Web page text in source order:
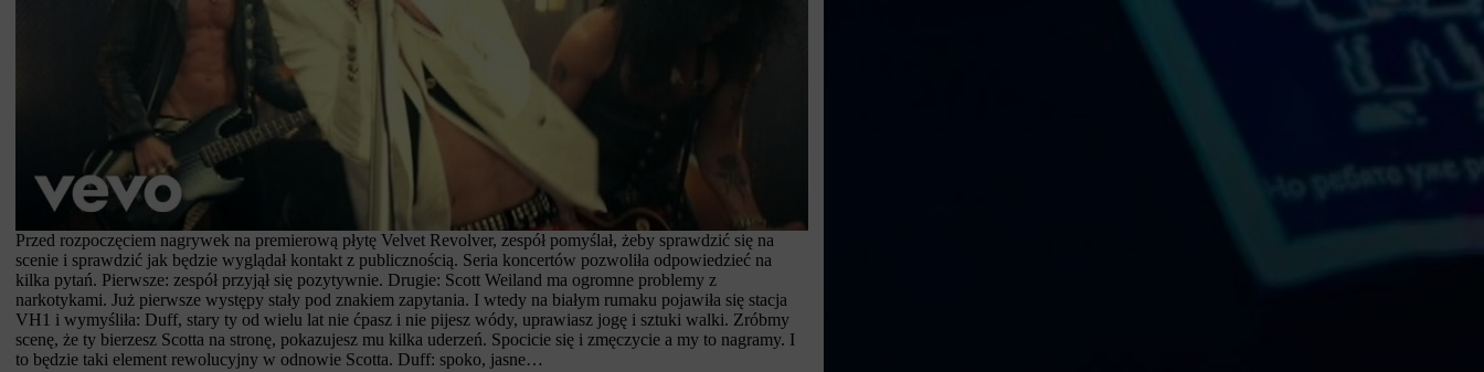
Przed rozpoczęciem nagrywek na premierową płytę Velvet Revolver, zespół pomyślał, żeby sprawdzić się na
scenie i sprawdzić jak będzie wyglądał kontakt z publicznością. Seria koncertów pozwoliła odpowiedzieć na
kilka pytań. Pierwsze: zespół przyjął się pozytywnie. Drugie: Scott Weiland ma ogromne problemy z
narkotykami. Już pierwsze występy stały pod znakiem zapytania. I wtedy na białym rumaku pojawiła się stacja
VH1 i wymyśliła: Duff, stary ty od wielu lat nie ćpasz i nie pijesz wódy, uprawiasz jogę i sztuki walki. Zróbmy
scenę, że ty bierzesz Scotta na stronę, pokazujesz mu kilka uderzeń. Spocicie się i zmęczycie a my to nagramy. I
to będzie taki element rewolucyjny w odnowie Scotta. Duff: spoko, jasne…